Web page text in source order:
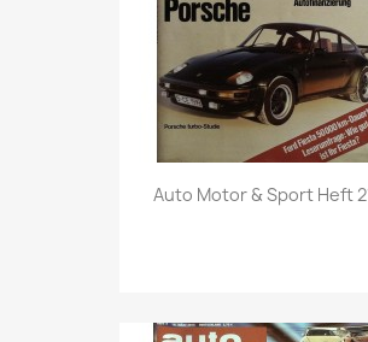
Vorschau
Auto Motor & Sport Heft